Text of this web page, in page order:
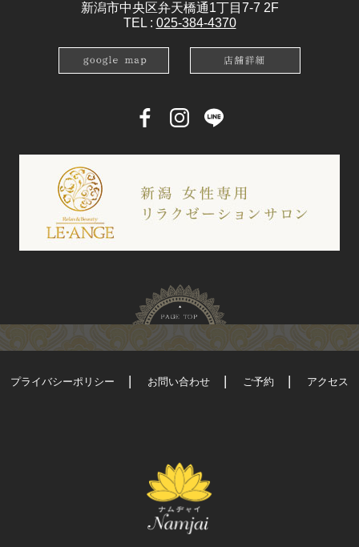
新潟市中央区弁天橋通1丁目7-7 2F
TEL : 025-384-4370
プライバシーポリシー お問い合わせ ご予約 アクセス